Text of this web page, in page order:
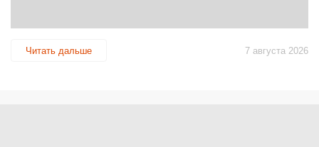
Читать дальше 7 августа 2026